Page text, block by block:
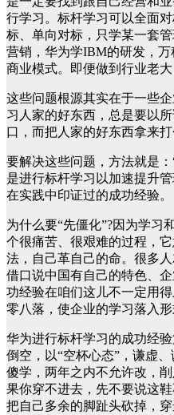
行学习。标杆学习可以全面
标、单向对标，只学某一套
营销，华为学IBM的研发，万
商业模式。即便做到行业老大
这些问题根源其实在于一些
习人家的好东西，总是要以
口，而把人家的好东西拿来打
要解决这些问题，方法就是
是进行标杆学习以加速提升
在实践中印证过的成功经验。
为什么要“先僵化”?因为学习
个很痛苦、很艰难的过程，
法，自己革自己的命。很多
借口说中国有自己的特色、
功经验在咱们这儿不一定用
零八落，使企业的学习落入形
华为进行标杆学习的成功经
倒空，以“空杯心态”，谦虚
傻学，两年之内不允许改，
果你穿不进去，先不要说这
把自己多余的脚趾头砍掉，